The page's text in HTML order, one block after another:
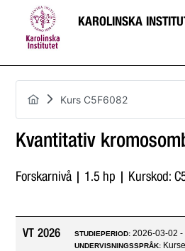
KAROLINSKA
Kurs C5F6082
Kvantitativ
Forskarnivå | 1.5 hp | Kurskod:
VT 2026 STUDIEPERIOD:2026-03-02
UNDERVISNINGSSPRÅK: